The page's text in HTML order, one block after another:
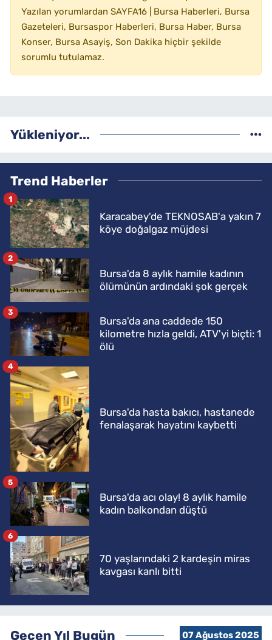
Yazılan yorumlardan SAYFA16 | Bursa Haberleri, Bursa
Gazeteleri, Bursaspor Haberleri, Bursa Haber, Bursa
Konser, Bursa Asayiş, Son Dakika hiçbir şekilde
sorumlu tutulamaz.
Yükleniyor...
Trend Haberler
Karacabey'de TEKNOSAB'a yakın 7
köye doğalgaz müjdesi
1
Bursa'da 8 aylık hamile kadının
ölümünün ardındaki şok gerçek
2
Bursa'da ana caddede 150
kilometre hızla geldi, ATV'yi biçti: 1
ölü
3
Bursa'da hasta bakıcı, hastanede
fenalaşarak hayatını kaybetti
4
Bursa'da acı olay! 8 aylık hamile
kadın balkondan düştü
5
70 yaşlarındaki 2 kardeşin miras
kavgası kanlı bitti
6
Geçen Yıl Bugün 07 Ağustos 2025